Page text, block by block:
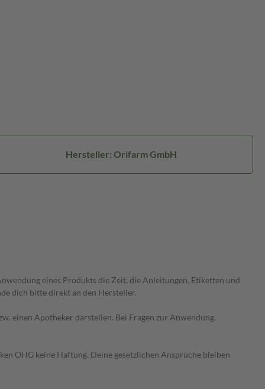
Hersteller: Orifarm GmbH
eines Produkts die Zeit, die Anleitungen, Etiketten und
dich bitte direkt an den Hersteller.
einen Apotheker darstellen. Bei Fragen zur Anwendung,
OHG keine Haftung. Deine gesetzlichen Ansprüche bleiben